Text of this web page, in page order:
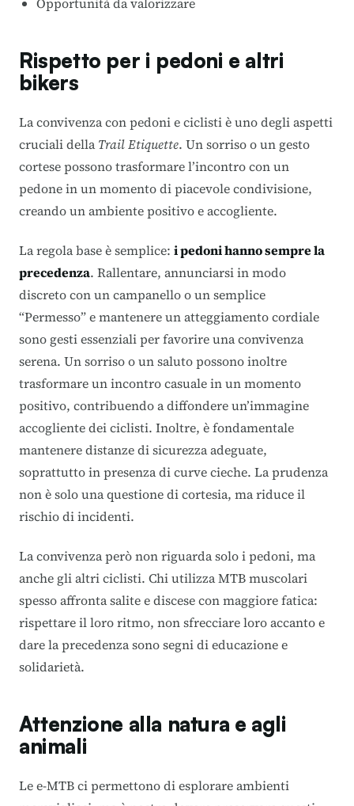
Rispetto per i pedoni e altri
bikers
La convivenza con pedoni e ciclisti è uno degli aspetti
cruciali dellaTrail Etiquette. Un sorriso o un gesto
cortese possono trasformare l’incontro con un
pedone in un momento di piacevole condivisione,
creando un ambiente positivo e accogliente.
La regola base è semplice: i pedoni hanno sempre la
precedenza. Rallentare, annunciarsi in modo
discreto con un campanello o un semplice
“Permesso” e mantenere un atteggiamento cordiale
sono gesti essenziali per favorire una convivenza
serena. Un sorriso o un saluto possono inoltre
trasformare un incontro casuale in un momento
positivo, contribuendo a diffondere un’immagine
accogliente dei ciclisti. Inoltre, è fondamentale
mantenere distanze di sicurezza adeguate,
soprattutto in presenza di curve cieche. La prudenza
non è solo una questione di cortesia, ma riduce il
rischio di incidenti.
La convivenza però non riguarda solo i pedoni, ma
anche gli altri ciclisti. Chi utilizza MTB muscolari
spesso affronta salite e discese con maggiore fatica:
rispettare il loro ritmo, non sfrecciare loro accanto e
dare la precedenza sono segni di educazione e
solidarietà.
Attenzione alla natura e agli
animali
Le e-MTB ci permettono di esplorare ambienti